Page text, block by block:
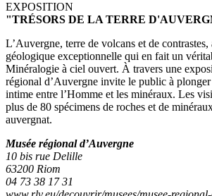
EXPOSITION
"TRÉSORS DE LA TERRE
L’Auvergne, terre de volcans et de contrastes,
géologique exceptionnelle qui en fait un
Minéralogie à ciel ouvert. À travers une
régional d’Auvergne invite le public à
intime entre l’Homme et les minéraux. Les
plus de 80 spécimens de roches et de
auvergnat.
Musée régional d’Auvergne
10 bis rue Delille
63200 Riom
04 73 38 17 31